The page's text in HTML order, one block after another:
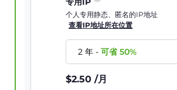
个人专用静态、匿名的IP地址
查看IP地址所在位置
2 年-可省50%
$2.50 /月